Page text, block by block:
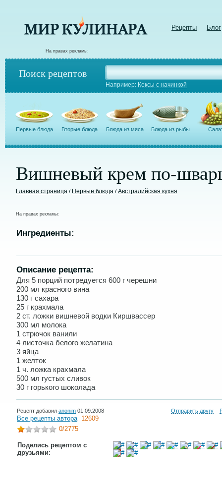
Рецепты Блог
На правах рекламы:
Поиск рецептов
Например: Кексы с начинкой
Первые блюда Вторые блюда Блюда из мяса Блюда из рыбы
Вишневый крем по-
Главная страница / Первые блюда /Австралийская кухня
На правах рекламы:
Ингредиенты:
Описание рецепта:
Для 5 порций потредуется 600 г черешни
200 мл красного вина
130 г сахара
25 г крахмала
2 ст. ложки вишневой водки Киршвассер
300 мл молока
1 стрючок ванили
4 листочка белого желатина
3 яйца
1 желток
1 ч. ложка крахмала
500 мл густых сливок
30 г горького шоколада
Рецепт добавил anonim 01.09.2008 Отправить другу
Все рецепты автора 12609
0/2775
Поделись рецептом с
друзьями: